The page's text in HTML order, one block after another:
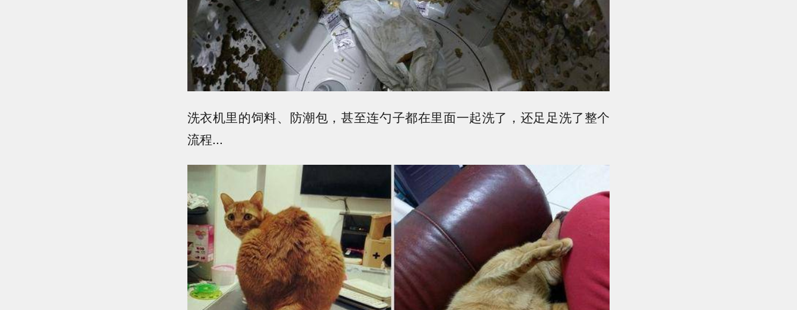
洗衣机里的饲料、防潮包，甚至连勺子都在里面一起洗了，还足足洗了整个
流程...